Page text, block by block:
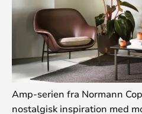
Amp-serien fra Normann
nostalgisk inspiration med